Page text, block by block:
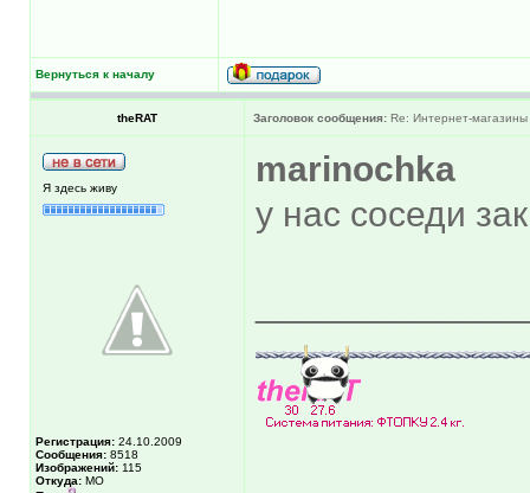
Вернуться к началу
theRAT Заголовок сообщения: Re: Интернет-магазины
Я здесь живу
Регистрация: 24.10.2009
Сообщения: 8518
Изображений: 115
Откуда: МО
marinochka
у нас соседи